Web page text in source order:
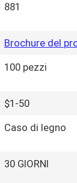
881
Brochure del
100 pezzi
$1-50
Caso di legno
30 GIORNI